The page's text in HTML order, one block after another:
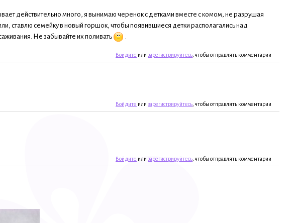
действительно много, я вынимаю черенок с детками вместе с комом, не разрушая
ставлю семейку в новый горшок, чтобы появившиеся детки располагались над
Не забывайте их поливать
.
Войдите или зарегистрируйтесь , чтобы отправлять комментарии
Войдите или зарегистрируйтесь , чтобы отправлять комментарии
Войдите или зарегистрируйтесь , чтобы отправлять комментарии